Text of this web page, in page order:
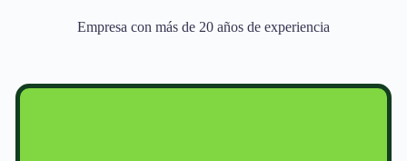
Empresa con más de 20 años de experiencia